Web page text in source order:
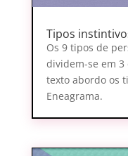
Tipos
Os 9 tipos de
dividem-se em
texto abordo os
Eneagrama.